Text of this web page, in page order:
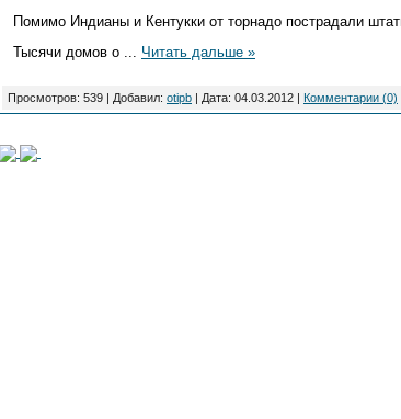
Помимо Индианы и Кентукки от торнадо пострадали
Тысячи домов о
Читать дальше »
Просмотров: 539 | Добавил: otipb | Дата: 04.03.2012 Комментарии (0)